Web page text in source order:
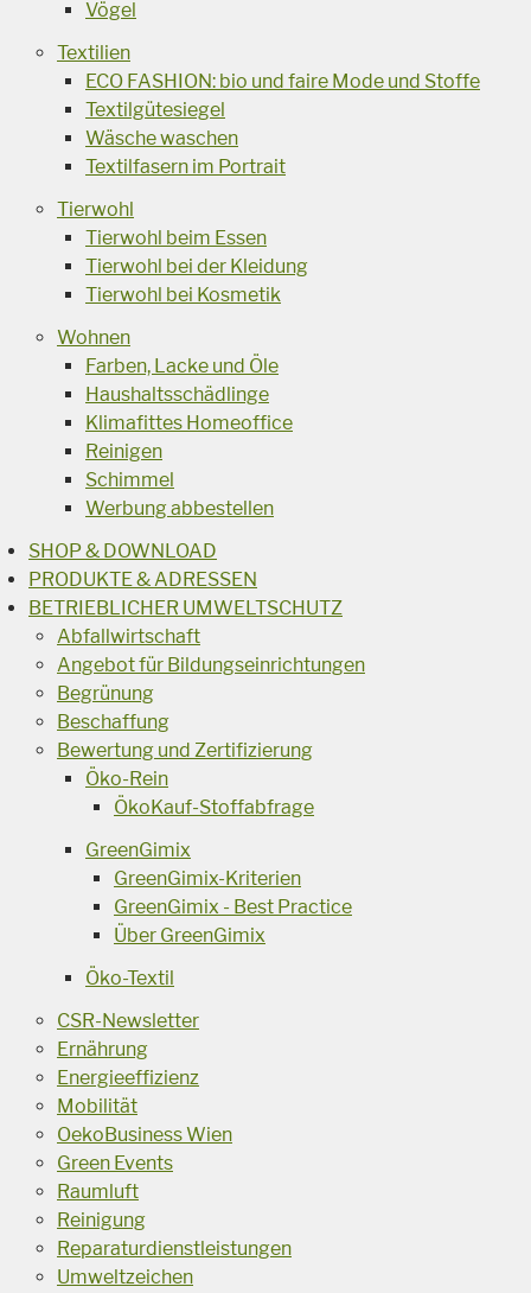
Vögel
Textilien
ECO FASHION: bio und faire Mode und Stoffe
Textilgütesiegel
Wäsche waschen
Textilfasern im Portrait
Tierwohl
Tierwohl beim Essen
Tierwohl bei der Kleidung
Tierwohl bei Kosmetik
Wohnen
Farben, Lacke und Öle
Haushaltsschädlinge
Klimafittes Homeoffice
Reinigen
Schimmel
Werbung abbestellen
SHOP & DOWNLOAD
PRODUKTE & ADRESSEN
BETRIEBLICHER UMWELTSCHUTZ
Abfallwirtschaft
Angebot für Bildungseinrichtungen
Begrünung
Beschaffung
Bewertung und Zertifizierung
Öko-Rein
ÖkoKauf-Stoffabfrage
GreenGimix
GreenGimix-Kriterien
GreenGimix - Best Practice
Über GreenGimix
Öko-Textil
CSR-Newsletter
Ernährung
Energieeffizienz
Mobilität
OekoBusiness Wien
Green Events
Raumluft
Reinigung
Reparaturdienstleistungen
Umweltzeichen